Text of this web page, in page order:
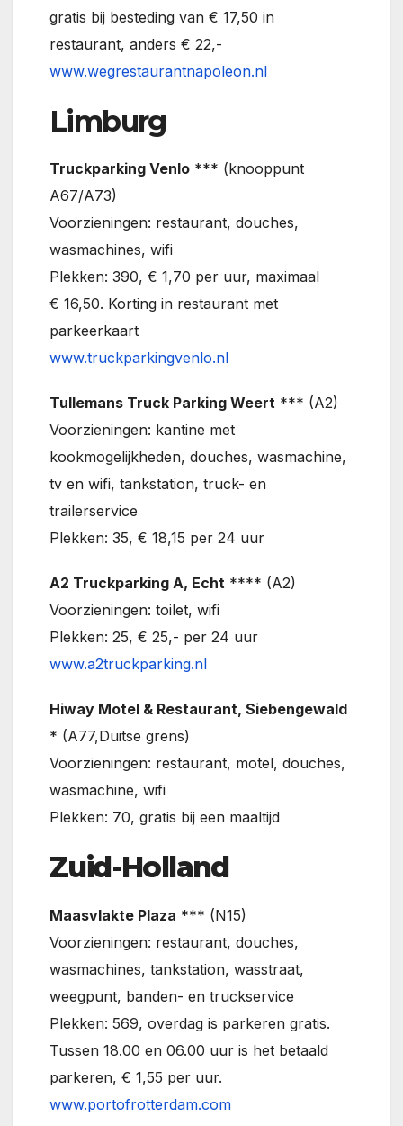
gratis bij besteding van € 17,50 in
restaurant, anders € 22,-
www.wegrestaurantnapoleon.nl
Limburg
Truckparking Venlo *** (knooppunt
A67/A73)
Voorzieningen: restaurant, douches,
wasmachines, wifi
Plekken: 390, € 1,70 per uur, maximaal
€ 16,50. Korting in restaurant met
parkeerkaart
www.truckparkingvenlo.nl
Tullemans Truck Parking Weert *** (A2)
Voorzieningen: kantine met
kookmogelijkheden, douches, wasmachine,
tv en wifi, tankstation, truck- en
trailerservice
Plekken: 35, € 18,15 per 24 uur
A2 Truckparking A, Echt **** (A2)
Voorzieningen: toilet, wifi
Plekken: 25, € 25,- per 24 uur
www.a2truckparking.nl
Hiway Motel & Restaurant, Siebengewald
* (A77,Duitse grens)
Voorzieningen: restaurant, motel, douches,
wasmachine, wifi
Plekken: 70, gratis bij een maaltijd
Zuid-Holland
Maasvlakte Plaza *** (N15)
Voorzieningen: restaurant, douches,
wasmachines, tankstation, wasstraat,
weegpunt, banden- en truckservice
Plekken: 569, overdag is parkeren gratis.
Tussen 18.00 en 06.00 uur is het betaald
parkeren, € 1,55 per uur.
www.portofrotterdam.com